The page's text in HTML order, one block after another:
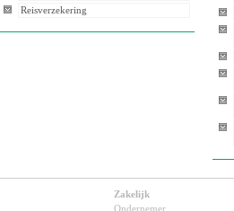
Reisverzekering
Zakelijk
Ondernemer